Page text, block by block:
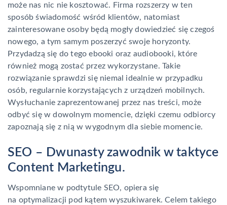
może nas nic nie kosztować. Firma rozszerzy w ten
sposób świadomość wśród klientów, natomiast
zainteresowane osoby będą mogły dowiedzieć się czegoś
nowego, a tym samym poszerzyć swoje horyzonty.
Przydadzą się do tego ebooki oraz audiobooki, które
również mogą zostać przez wykorzystane. Takie
rozwiązanie sprawdzi się niemal idealnie w przypadku
osób, regularnie korzystających z urządzeń mobilnych.
Wysłuchanie zaprezentowanej przez nas treści, może
odbyć się w dowolnym momencie, dzięki czemu odbiorcy
zapoznają się z nią w wygodnym dla siebie momencie.
SEO – Dwunasty zawodnik w taktyce
Content Marketingu.
Wspomniane w podtytule SEO, opiera się
na optymalizacji pod kątem wyszukiwarek. Celem takiego